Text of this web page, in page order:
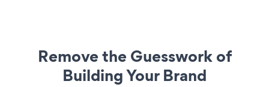
Remove the Guesswork of
Building Your Brand